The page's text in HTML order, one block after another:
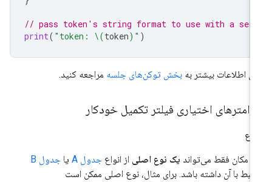
// pass token's string format to use with a
print("token: \(token
اطلاعات بیشتر بهبخش توکن‌های جلسهمراجعه کنید.
اختیاری فیلتر تکمیل خودکار
مکان فقط می‌تواندیک نوع اصلیاز انواعجدول A یاجدول B
با آن داشته باشد. برای مثال، نوع اصلی ممکن است